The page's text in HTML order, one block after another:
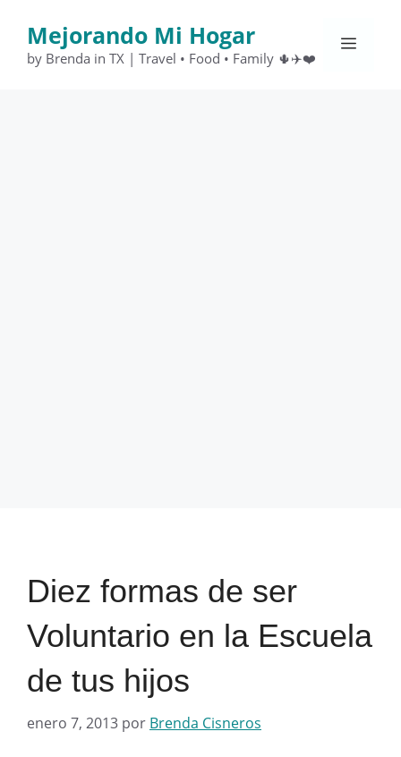
contenido
Mejorando Mi Hogar
by Brenda in TX | Travel • Food • Family 🌵✈️❤️
Menú
Diez formas de ser
Voluntario en la Escuela
de tus hijos
enero 7, 2013 por Brenda Cisneros